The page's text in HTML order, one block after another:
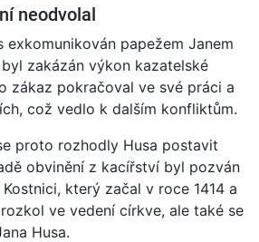
neodvolal
exkomunikován papežem Janem
zakázán výkon kazatelské
zákaz pokračoval ve své práci a
což vedlo k dalším konfliktům.
proto rozhodly Husa postavit
obvinění z kacířství byl pozván
který začal v roce 1414 a
ve vedení církve, ale také se
Husa.